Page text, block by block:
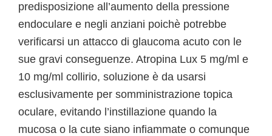
predisposizione all’aumento della pressione
endoculare e negli anziani poichè potrebbe
verificarsi un attacco di glaucoma acuto con le
sue gravi conseguenze. Atropina Lux 5 mg/ml e
10 mg/ml collirio, soluzione è da usarsi
esclusivamente per somministrazione topica
oculare, evitando l’instillazione quando la
mucosa o la cute siano infiammate o comunque